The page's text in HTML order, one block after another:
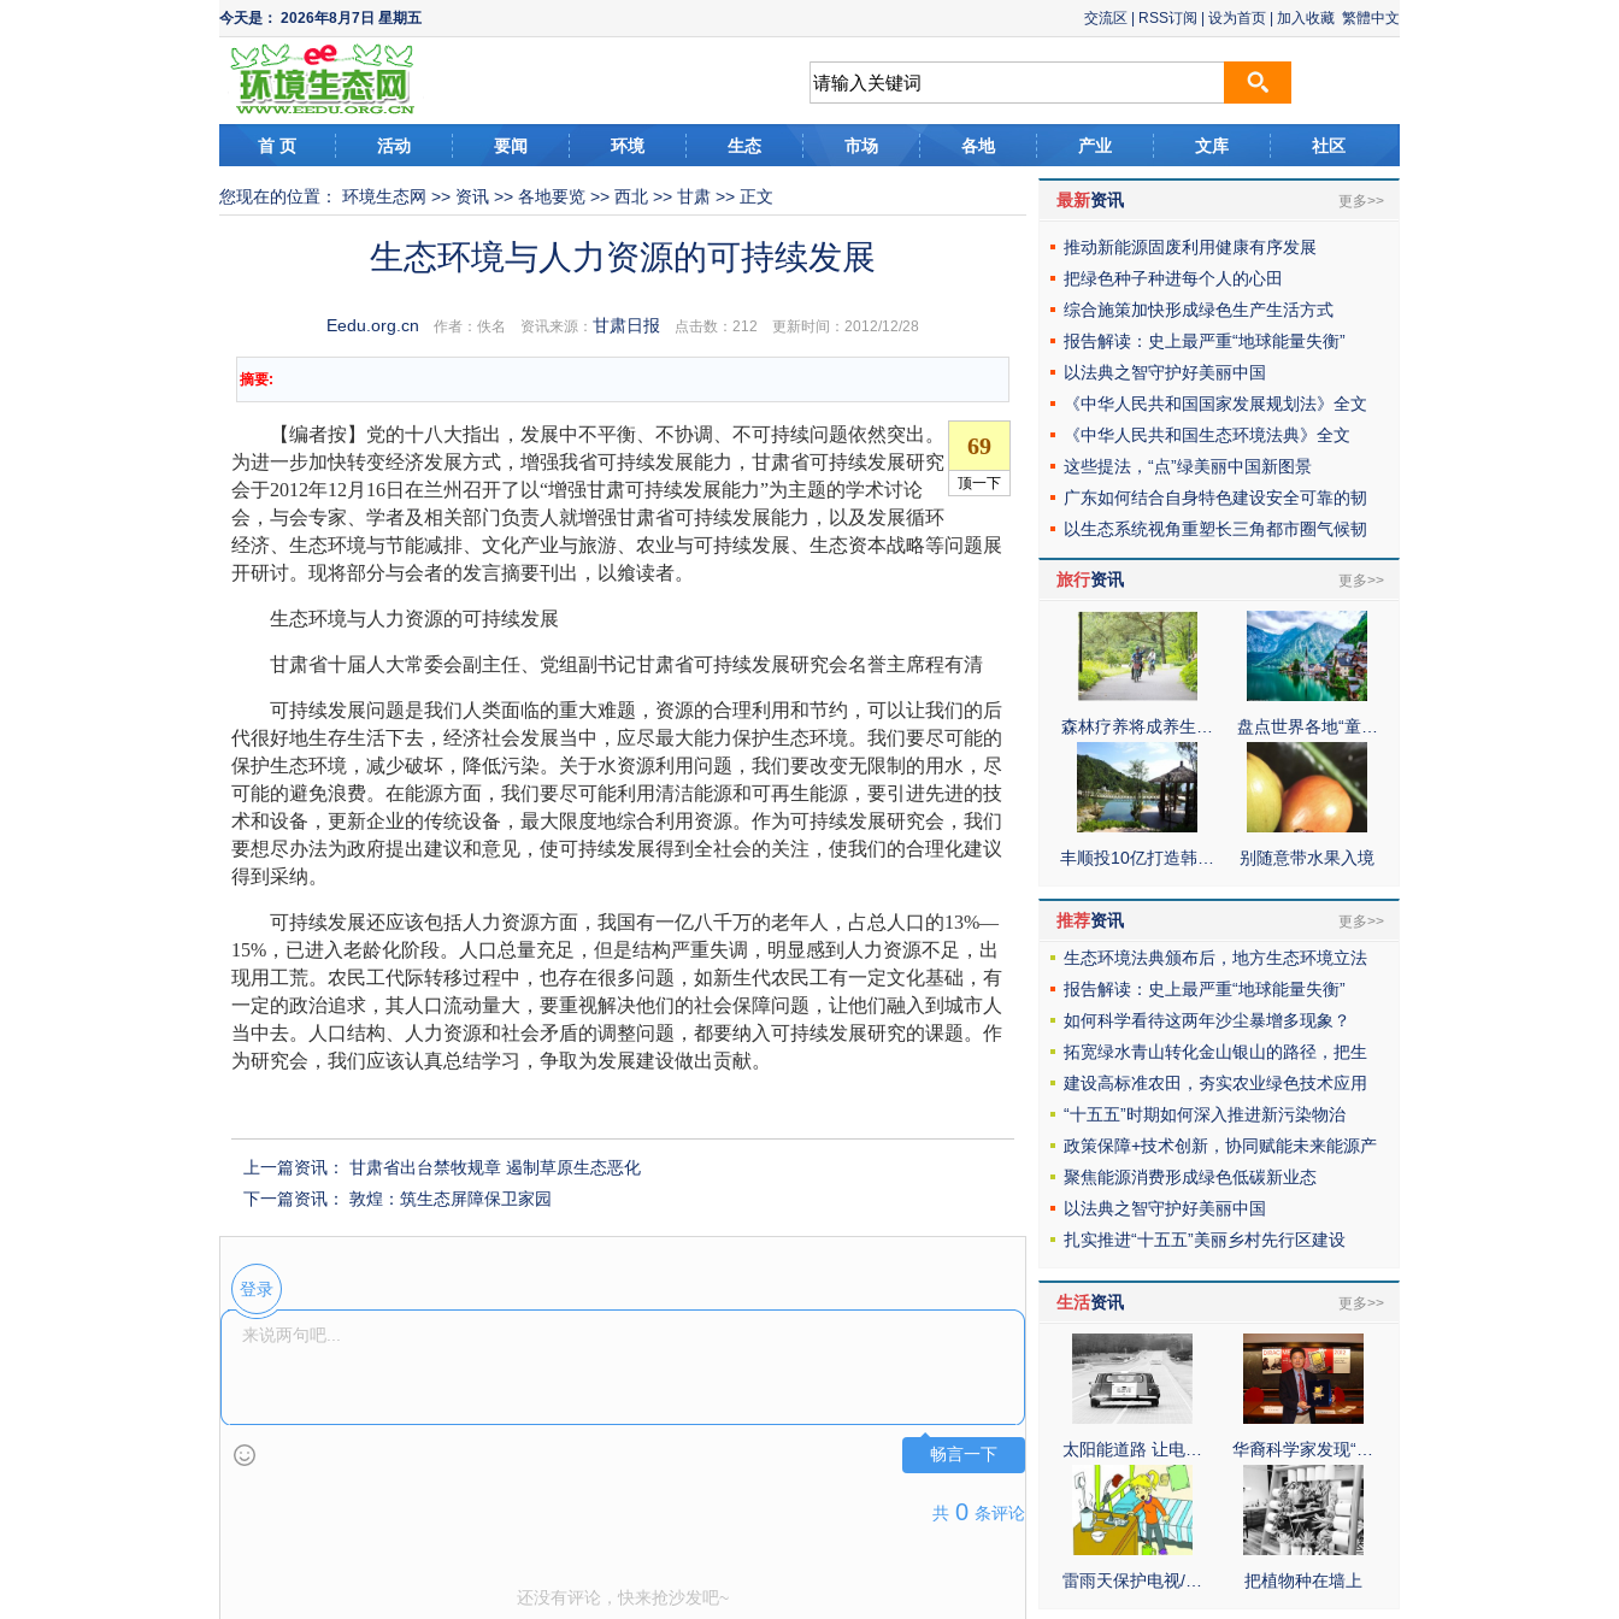
今天是： 2026年8月7日 星期五 交流区 RSS订阅 设为首页 加入收藏 繁體中文
首 页 活动 要闻 环境 生态 市场 各地 产业 文库 社区
您现在的位置： 环境生态网 >> 资讯 >> 各地要览 >> 西北 >> 甘肃 >> 正文
生态环境与人力资源的可持续发展
Eedu.org.cn 作者：佚名 资讯来源： 甘肃日报 点击数： 212 更新时间：2012/12/28
摘要:
【编者按】党的十八大指出，发展中不平衡、不协调、不可持续问题依然突出。
为进一步加快转变经济发展方式，增强我省可持续发展能力，甘肃省可持续发展研究
会于2012年12月16日在兰州召开了以“增强甘肃可持续发展能力”为主题的学术讨论
会，与会专家、学者及相关部门负责人就增强甘肃省可持续发展能力，以及发展循环
经济、生态环境与节能减排、文化产业与旅游、农业与可持续发展、生态资本战略等问题展
开研讨。现将部分与会者的发言摘要刊出，以飨读者。
生态环境与人力资源的可持续发展
甘肃省十届人大常委会副主任、党组副书记甘肃省可持续发展研究会名誉主席程有清
可持续发展问题是我们人类面临的重大难题，资源的合理利用和节约，可以让我们的后
代很好地生存生活下去，经济社会发展当中，应尽最大能力保护生态环境。我们要尽可能的
保护生态环境，减少破坏，降低污染。关于水资源利用问题，我们要改变无限制的用水，尽
可能的避免浪费。在能源方面，我们要尽可能利用清洁能源和可再生能源，要引进先进的技
术和设备，更新企业的传统设备，最大限度地综合利用资源。作为可持续发展研究会，我们
要想尽办法为政府提出建议和意见，使可持续发展得到全社会的关注，使我们的合理化建议
得到采纳。
可持续发展还应该包括人力资源方面，我国有一亿八千万的老年人，占总人口的13%—
15%，已进入老龄化阶段。人口总量充足，但是结构严重失调，明显感到人力资源不足，出
现用工荒。农民工代际转移过程中，也存在很多问题，如新生代农民工有一定文化基础，有
一定的政治追求，其人口流动量大，要重视解决他们的社会保障问题，让他们融入到城市人
当中去。人口结构、人力资源和社会矛盾的调整问题，都要纳入可持续发展研究的课题。作
为研究会，我们应该认真总结学习，争取为发展建设做出贡献。
上一篇资讯：甘肃省出台禁牧规章 遏制草原生态恶化
下一篇资讯：敦煌：筑生态屏障保卫家园
登录
畅言一下
共 0 条评论
还没有评论，快来抢沙发吧~
最新资讯 更多>>
推动新能源固废利用健康有序发展
把绿色种子种进每个人的心田
综合施策加快形成绿色生产生活方式
报告解读：史上最严重“地球能量失衡”
以法典之智守护好美丽中国
《中华人民共和国国家发展规划法》全文
《中华人民共和国生态环境法典》全文
这些提法，“点”绿美丽中国新图景
广东如何结合自身特色建设安全可靠的韧
以生态系统视角重塑长三角都市圈气候韧
旅行资讯 更多>>
森林疗养将成养生… 盘点世界各地“童…
丰顺投10亿打造韩… 别随意带水果入境
推荐资讯 更多>>
生态环境法典颁布后，地方生态环境立法
报告解读：史上最严重“地球能量失衡”
如何科学看待这两年沙尘暴增多现象？
拓宽绿水青山转化金山银山的路径，把生
建设高标准农田，夯实农业绿色技术应用
“十五五”时期如何深入推进新污染物治
政策保障+技术创新，协同赋能未来能源产
聚焦能源消费形成绿色低碳新业态
以法典之智守护好美丽中国
扎实推进“十五五”美丽乡村先行区建设
生活资讯 更多>>
太阳能道路 让电… 华裔科学家发现“…
雷雨天保护电视/… 把植物种在墙上